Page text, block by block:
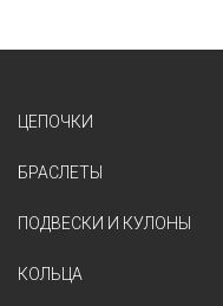
ЦЕПОЧКИ
БРАСЛЕТЫ
ПОДВЕСКИ И КУЛОНЫ
КОЛЬЦА